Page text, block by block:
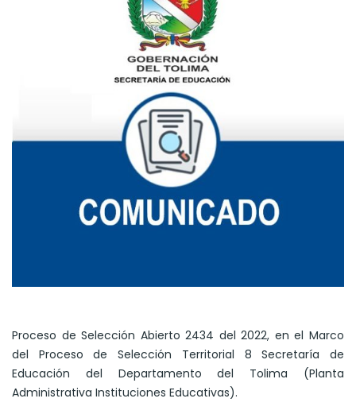
Proceso de Selección Abierto 2434 del 2022, en el Marco
del Proceso de Selección Territorial 8 Secretaría de
Educación del Departamento del Tolima (Planta
Administrativa Instituciones Educativas).